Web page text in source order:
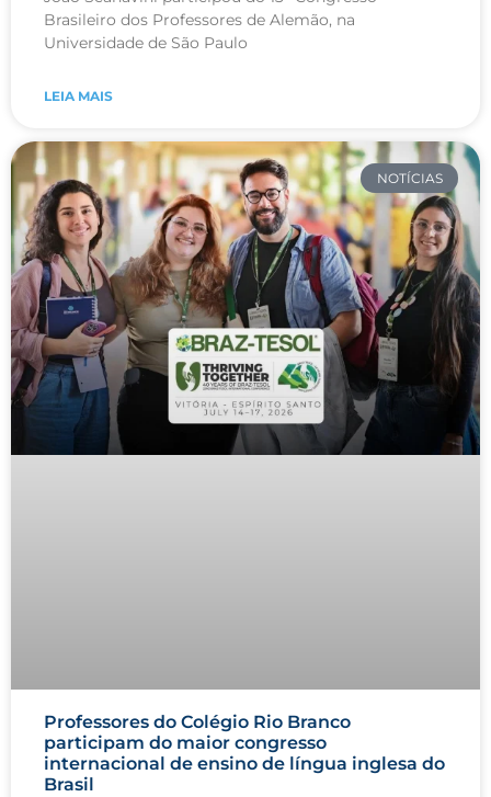
Brasileiro dos Professores de Alemão, na
Universidade de São Paulo
LEIA MAIS
NOTÍCIAS
Professores do Colégio Rio Branco
participam do maior congresso
internacional de ensino de língua inglesa do
Brasil